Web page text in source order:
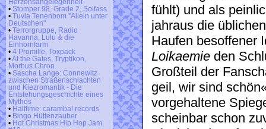
Herzensangelegenheit
• Stomper 98, Grade 2, Soifass
• Tuvia Tenenbom "Allein unter
Deutschen"
• Terrorgruppe, Radio
Havanna, Lulu & die
Einhornfarm
• 4 Promille, Toxpack
•At the Gates, Tryptikon,
Morbus Chron
• Sascha Lange: Connewitz
zwischen Straßenschlachten
und Kiezromantik - Die
Entstehungsgeschichte eines
Mythos
• Halftime: caramba! records
• Bingo Hüttenzauber
• Hot Christmas Hip Hop Jam
fühlt) und als
jahraus die
Haufen besoffener
Loikaemie den
Großteil der
geil, wir sind
vorgehaltene
scheinbar schon